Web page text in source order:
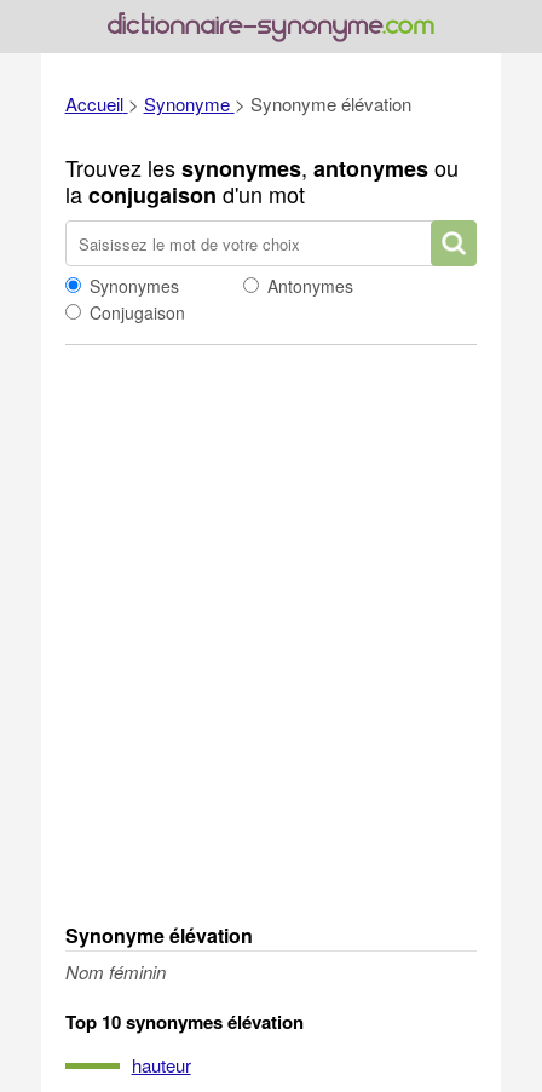
Accueil > Synonyme > Synonyme élévation
Trouvez lessynonymes, antonymesou
laconjugaison d'un mot
Synonymes
Antonymes
Conjugaison
Synonyme élévation
Nom féminin
Top 10 synonymes élévation
hauteur